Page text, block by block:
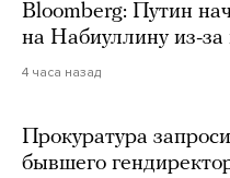
Bloomberg: Путин
на Набиуллину из-за
4 часа назад
Прокуратура
бывшего